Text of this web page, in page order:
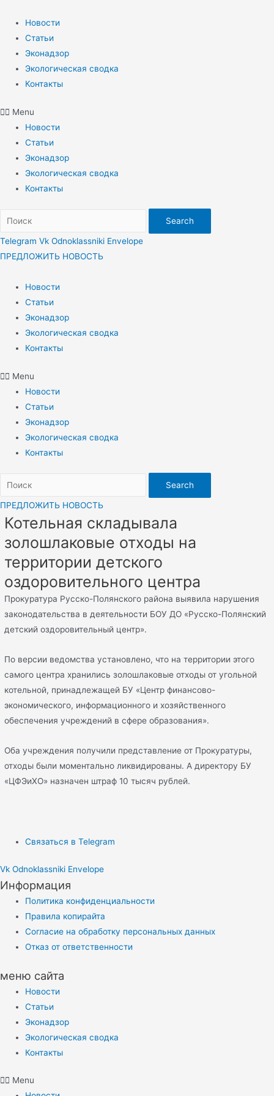
содержимому
Новости
Статьи
Эконадзор
Экологическая сводка
Контакты
Menu
Новости
Статьи
Эконадзор
Экологическая сводка
Контакты
Search
Telegram Vk Odnoklassniki Envelope
ПРЕДЛОЖИТЬ НОВОСТЬ
Новости
Статьи
Эконадзор
Экологическая сводка
Контакты
Menu
Новости
Статьи
Эконадзор
Экологическая сводка
Контакты
Search
ПРЕДЛОЖИТЬ НОВОСТЬ
Котельная складывала
золошлаковые отходы на
территории детского
оздоровительного центра
Прокуратура Русско-Полянского района выявила нарушения
законодательства в деятельности БОУ ДО «Русско-Полянский
детский оздоровительный центр».
По версии ведомства установлено, что на территории этого
самого центра хранились золошлаковые отходы от угольной
котельной, принадлежащей БУ «Центр финансово-
экономического, информационного и хозяйственного
обеспечения учреждений в сфере образования».
Оба учреждения получили представление от Прокуратуры,
отходы были моментально ликвидированы. А директору БУ
«ЦФЭиХО» назначен штраф 10 тысяч рублей.
Связаться в Telegram
Vk Odnoklassniki Envelope
Информация
Политика конфиденциальности
Правила копирайта
Согласие на обработку персональных данных
Отказ от ответственности
меню сайта
Новости
Статьи
Эконадзор
Экологическая сводка
Контакты
Menu